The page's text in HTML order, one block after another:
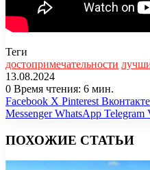
Теги
достопримечательности
13.08.2024
0 Время чтения: 6 мин.
Facebook X Pinterest Вконтакте
Messenger WhatsApp Telegram
ПОХОЖИЕ СТАТЬИ